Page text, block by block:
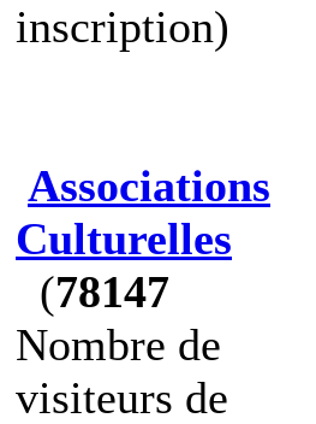
inscription)
Associations
Culturelles
(78147
Nombre de
visiteurs de